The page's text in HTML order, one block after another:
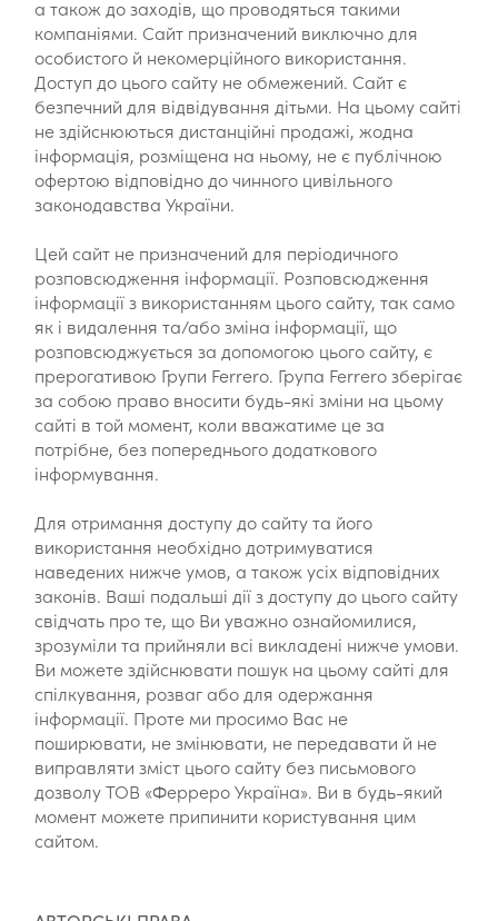
а також до заходів, що проводяться такими
компаніями. Сайт призначений виключно для
особистого й некомерційного використання.
Доступ до цього сайту не обмежений. Сайт є
безпечний для відвідування дітьми. На цьому сайті
не здійснюються дистанційні продажі, жодна
інформація, розміщена на ньому, не є публічною
офертою відповідно до чинного цивільного
законодавства України.
Цей сайт не призначений для періодичного
розповсюдження інформації. Розповсюдження
інформації з використанням цього сайту, так само
як і видалення та/або зміна інформації, що
розповсюджується за допомогою цього сайту, є
прерогативою Групи Ferrero. Група Ferrero зберігає
за собою право вносити будь-які зміни на цьому
сайті в той момент, коли вважатиме це за
потрібне, без попереднього додаткового
інформування.
Для отримання доступу до сайту та його
використання необхідно дотримуватися
наведених нижче умов, а також усіх відповідних
законів. Ваші подальші дії з доступу до цього сайту
свідчать про те, що Ви уважно ознайомилися,
зрозуміли та прийняли всі викладені нижче умови.
Ви можете здійснювати пошук на цьому сайті для
спілкування, розваг або для одержання
інформації. Проте ми просимо Вас не
поширювати, не змінювати, не передавати й не
виправляти зміст цього сайту без письмового
дозволу ТОВ «Ферреро Україна». Ви в будь-який
момент можете припинити користування цим
сайтом.